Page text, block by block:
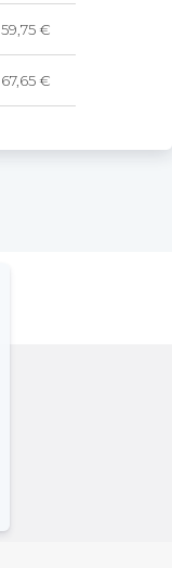
59,75 €
67,65 €